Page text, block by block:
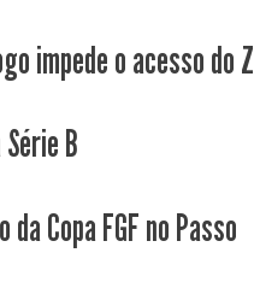
impede o acesso do
B
Copa FGF no Passo